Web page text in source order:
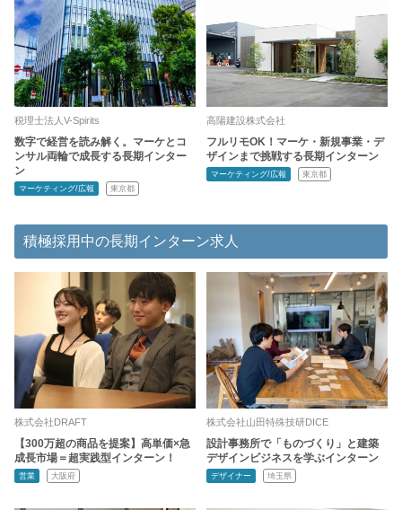
税理士法人V-Spirits
数字で経営を読み解く。マーケとコ
ンサル両輪で成長する長期インター
ン
マーケティング/広報 東京都
高陽建設株式会社
フルリモOK！マーケ・新規事業・デ
ザインまで挑戦する長期インターン
マーケティング/広報 東京都
積極採用中の長期インターン求人
株式会社DRAFT
【300万超の商品を提案】高単価×急
成長市場＝超実践型インターン！
営業 大阪府
株式会社山田特殊技研DICE
設計事務所で「ものづくり」と建築
デザインビジネスを学ぶインターン
デザイナー 埼玉県